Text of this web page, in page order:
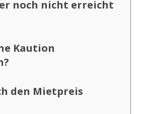
noch nicht erreicht
Kaution
den Mietpreis